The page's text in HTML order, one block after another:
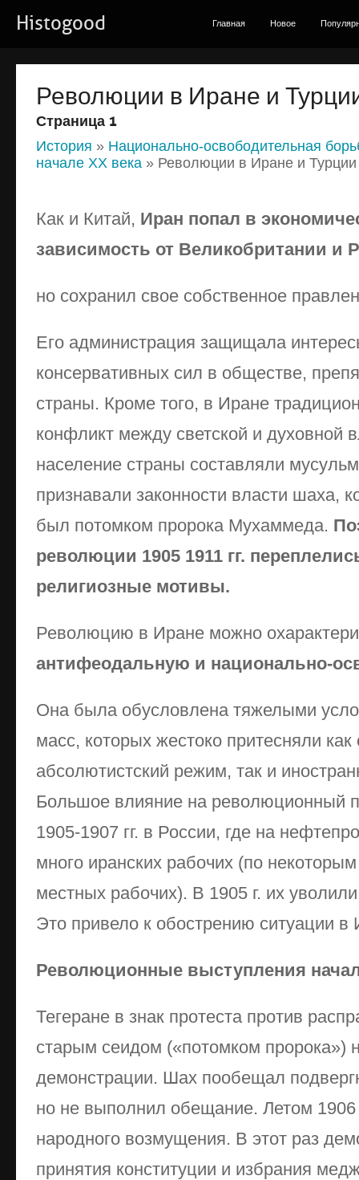
Histogood Главная Новое
Революции в Иране и
Страница 1
История » Национально-освободительная
начале XX века » Революции в Иране и Турции
Как и Китай, Иран попал в
зависимость от Великобритании и
но сохранил свое собственное
Его администрация защищала
консервативных сил в обществе,
страны. Кроме того, в Иране
конфликт между светской и духовной
население страны составляли
признавали законности власти шаха,
был потомком пророка Мухаммеда.
революции 1905 1911 гг.
религиозные мотивы.
Революцию в Иране можно
антифеодальную и национально-
Она была обусловлена тяжелыми
масс, которых жестоко притесняли
абсолютистский режим, так и
Большое влияние на революционный
1905-1907 гг. в России, где на
много иранских рабочих (по
местных рабочих). В 1905 г. их
Это привело к обострению ситуации в
Революционные выступления
Тегеране в знак протеста против
старым сеидом («потомком пророка»)
демонстрации. Шах пообещал
но не выполнил обещание. Летом 1906
народного возмущения. В этот раз
принятия конституции и избрания